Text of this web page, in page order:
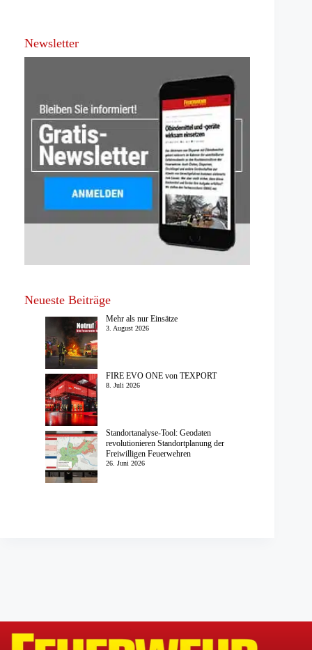
Newsletter
Neueste Beiträge
Mehr als nur Einsätze
3. August 2026
FIRE EVO ONE von TEXPORT
8. Juli 2026
Standortanalyse-Tool: Geodaten
revolutionieren Standortplanung der
Freiwilligen Feuerwehren
26. Juni 2026